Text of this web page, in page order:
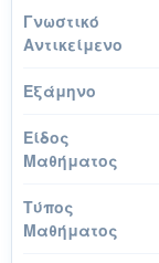
Γνωστικό
Αντικείμενο
Εξάμηνο
Είδος
Μαθήματος
Τύπος
Μαθήματος